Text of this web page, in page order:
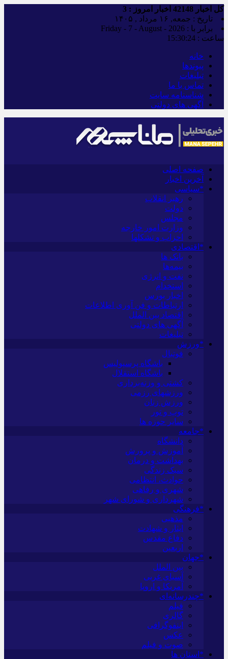
کل اخبار اخبار امروز : 3
تاریخ : جمعه, ۱۶ مرداد , ۱۴۰۵
برابر با : Friday - 7 - August - 2026
ساعت : 15:30:25
خانه
پیوندها
تبلیغات
تماس با ما
شناسنامه سایت
آگهی های دولتی
صفحه اصلی
آخرین اخبار
*سیاسی
رهبر انقلاب
دولت
مجلس
وزارت امور خارجه
احزاب و تشکلها
*اقتصادی
بانک ها
بیمه‌ها
نفت و انرژی
استخدام
اخبار بورس
ارتباطات و فن آوری اطلاعات
اقتصاد بین الملل
آگهی های دولتی
تبلیغات
*ورزش
فوتبال
باشگاه پرسپولیس
باشگاه استقلال
کشتی و وزنه‌برداری
ورزشهای رزمی
ورزش زنان
توپ و تور
سایر حوزه ها
*جامعه
دانشگاه
آموزش و پرورش
بهداشت و درمان
سبک زندگی
حوادث، انتظامی
شهری و رفاهی
شهرداری و شورای شهر
*فرهنگی
مذهبی
ایثار و شهادت
دفاع مقدس
اربعین
*جهان
بین الملل
آسیای غربی
آمریکا و اروپا
*چندرسانه‌ای
فیلم
گالری
اینفوگرافی
عکس
صوت و فیلم
*استان ها